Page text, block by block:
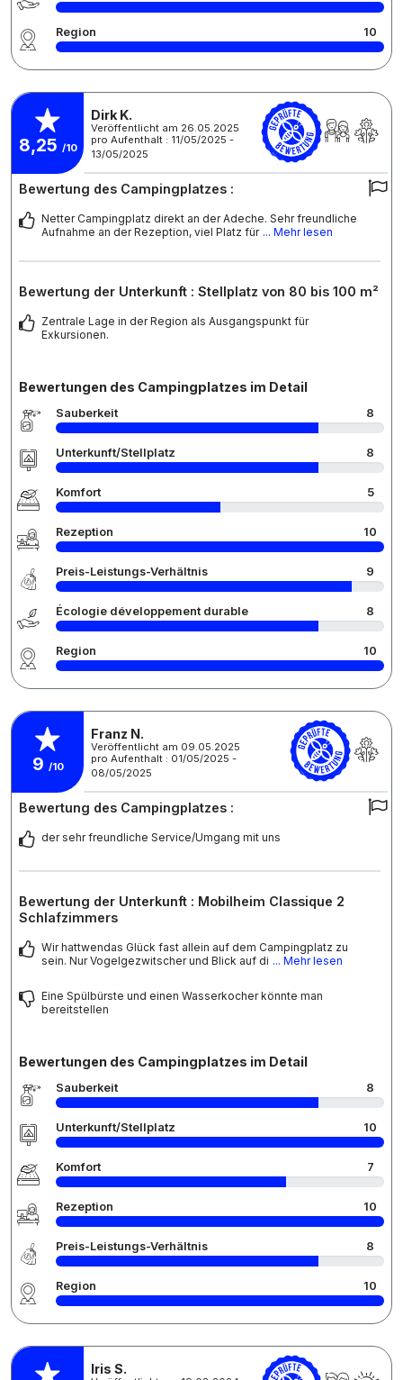
Region 10
8,25 /10
Dirk K.
Veröffentlicht am 26.05.2025
pro Aufenthalt : 11/05/2025 -
13/05/2025
Bewertung des Campingplatzes :
Netter Campingplatz direkt an der Adeche. Sehr freundliche
Aufnahme an der Rezeption, viel Platz für ... Mehr lesen
Bewertung der Unterkunft : Stellplatz von 80 bis 100 m²
Zentrale Lage in der Region als Ausgangspunkt für
Exkursionen.
Bewertungen des Campingplatzes im Detail
Sauberkeit 8
Unterkunft/Stellplatz 8
Komfort 5
Rezeption 10
Preis-Leistungs-Verhältnis 9
Écologie développement durable 8
Region 10
9 /10
Franz N.
Veröffentlicht am 09.05.2025
pro Aufenthalt : 01/05/2025 -
08/05/2025
Bewertung des Campingplatzes :
der sehr freundliche Service/Umgang mit uns
Bewertung der Unterkunft : Mobilheim Classique 2
Schlafzimmers
Wir hattwendas Glück fast allein auf dem Campingplatz zu
sein. Nur Vogelgezwitscher und Blick auf di ... Mehr lesen
Eine Spülbürste und einen Wasserkocher könnte man
bereitstellen
Bewertungen des Campingplatzes im Detail
Sauberkeit 8
Unterkunft/Stellplatz 10
Komfort 7
Rezeption 10
Preis-Leistungs-Verhältnis 8
Region 10
Iris S.